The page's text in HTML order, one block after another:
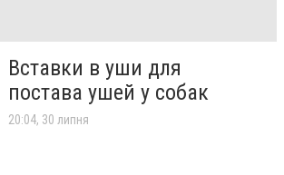
Вставки в уши для
постава ушей у собак
20:04, 30 липня